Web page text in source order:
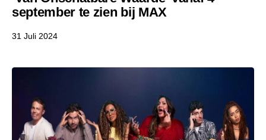
september te zien bij MAX
31 Juli 2024